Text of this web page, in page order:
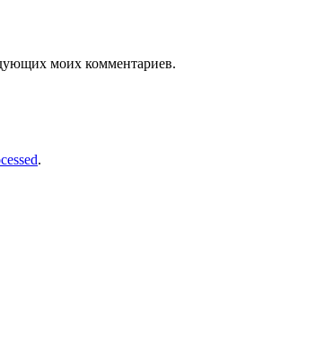
моих комментариев.
.